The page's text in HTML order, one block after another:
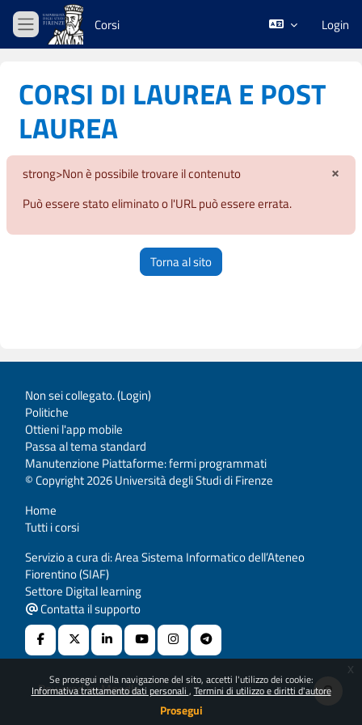
Vai al contenuto principale
Se prosegui nella navigazione del sito, accetti l'utilizzo dei cookie:
Informativa trattamento dati personali Termini di utilizzo e diritti d'autore
Prosegui
x
Pannello laterale
Corsi Login
CORSI DI LAUREA E POST
LAUREA
strong>Non è possibile trovare il contenuto
Può essere stato eliminato o l'URL può essere errata.
×
Torna al sito
Non sei collegato. (Login)
Politiche
Ottieni l'app mobile
Passa al tema standard
Manutenzione Piattaforme: fermi programmati
© Copyright 2026 Università degli Studi di Firenze
Home
Tutti i corsi
Servizio a cura di: Area Sistema Informatico dell’Ateneo
Fiorentino (SIAF)
Settore Digital learning
Contatta il supporto
Powered byMoodle